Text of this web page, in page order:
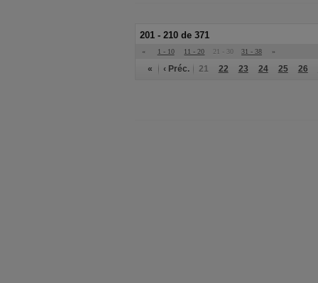
201 - 210 de 371
« 1 - 10 11 - 20 21 - 30 31 - 38 »
« ‹ Préc. 21 22 23 24 25 26